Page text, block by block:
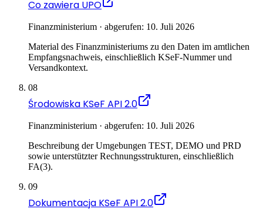
Co zawiera UPO
Finanzministerium · abgerufen: 10. Juli 2026
Material des Finanzministeriums zu den Daten im amtlichen
Empfangsnachweis, einschließlich KSeF-Nummer und
Versandkontext.
08
Środowiska KSeF API 2.0
Finanzministerium · abgerufen: 10. Juli 2026
Beschreibung der Umgebungen TEST, DEMO und PRD
sowie unterstützter Rechnungsstrukturen, einschließlich
FA(3).
09
Dokumentacja KSeF API 2.0